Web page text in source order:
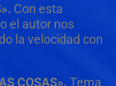
Con esta
el autor nos
la velocidad con
COSAS». Tema